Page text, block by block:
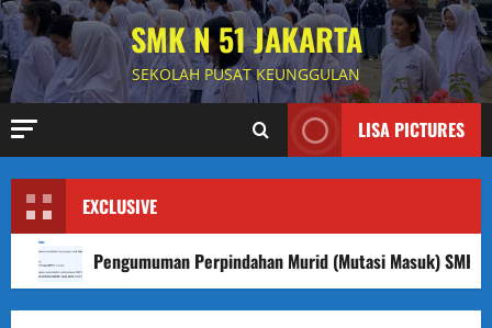
Skip
to
content
SMK N 51 JAKARTA
SEKOLAH PUSAT KEUNGGULAN
LISA PICTURES
EXCLUSIVE
Pengumuman Perpindahan Murid (Mutasi Masuk)